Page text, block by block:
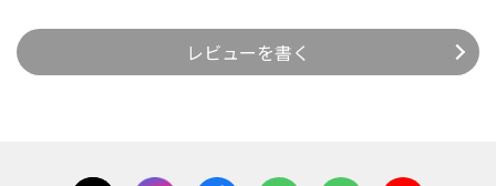
レビューを書く